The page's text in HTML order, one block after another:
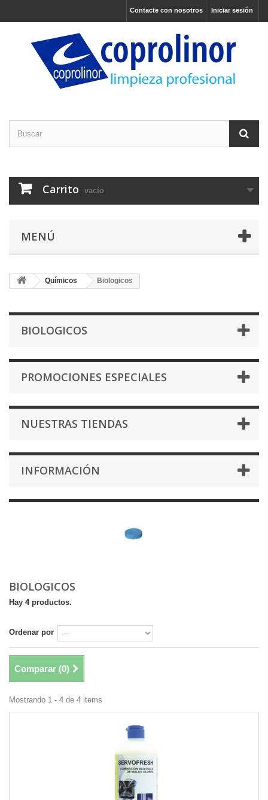
Iniciar sesión
Contacte con nosotros
Carrito vacío
MENÚ
Químicos Biologicos
BIOLOGICOS
PROMOCIONES ESPECIALES
NUESTRAS TIENDAS
INFORMACIÓN
BIOLOGICOS
Hay 4 productos.
Ordenar por
Comparar (0)
Mostrando 1 - 4 de 4 items